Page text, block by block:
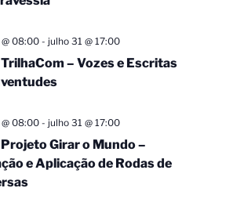
08:00- julho 31 @ 17:00
TrilhaCom – Vozes e Escritas
08:00- julho 31 @ 17:00
Projeto Girar o Mundo –
e Aplicação de Rodas de